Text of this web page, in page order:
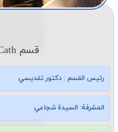
قسم Post Cath
رئيس القسم :دكتور تقديسي
المشرفة: السيدة شجاعي